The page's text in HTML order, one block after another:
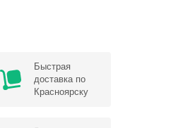
Быстрая
доставка по
Красноярску